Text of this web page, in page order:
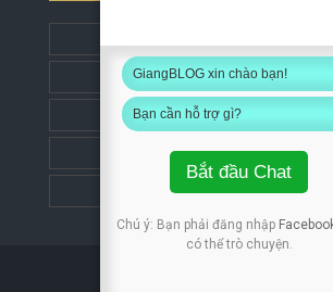
Get
Đặt liên kết
Get
Đặt liên kết
Get
Đặt liên kết
Get
Đặt liên kết
Get
GiangBLOG xin chào bạn!
Bạn cần hỗ trợ gì?
Bắt đầu Chat
Chú ý: Bạn phải đăng nhập
có thể trò chuyện.